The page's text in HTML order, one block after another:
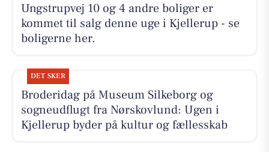
Ungstrupvej 10 og 4 andre boliger er
kommet til salg denne uge i Kjellerup - se
boligerne her.
DET SKER
Broderidag på Museum Silkeborg og
sogneudflugt fra Nørskovlund: Ugen i
Kjellerup byder på kultur og fællesskab